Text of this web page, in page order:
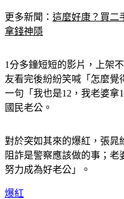
更多新聞： 這麼好康？買二
拿錢神隱
1分多鐘短短的影片，上架
友看完後紛紛笑喊「怎麼覺
一句「我也是12，我老婆拿
國民老公。
對於突如其來的爆紅，張晁
阻詐是警察應該做的事；
努力成為好老公」。
爆紅